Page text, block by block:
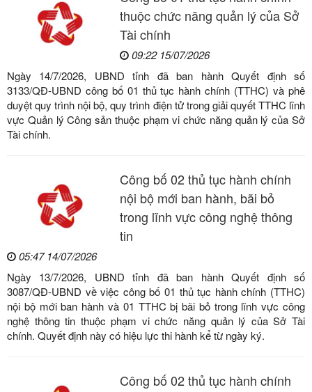
thuộc chức năng quản lý của Sở
Tài chính
09:22 15/07/2026
Ngày 14/7/2026, UBND tỉnh đã ban hành Quyết định số
3133/QĐ-UBND công bố 01 thủ tục hành chính (TTHC) và phê
duyệt quy trình nội bộ, quy trình điện tử trong giải quyết TTHC lĩnh
vực Quản lý Công sản thuộc phạm vi chức năng quản lý của Sở
Tài chính.
Công bố 02 thủ tục hành chính
nội bộ mới ban hành, bãi bỏ
trong lĩnh vực công nghệ thông
tin
05:47 14/07/2026
Ngày 13/7/2026, UBND tỉnh đã ban hành Quyết định số
3087/QĐ-UBND về việc công bố 01 thủ tục hành chính (TTHC)
nội bộ mới ban hành và 01 TTHC bị bãi bỏ trong lĩnh vực công
nghệ thông tin thuộc phạm vi chức năng quản lý của Sở Tài
chính. Quyết định này có hiệu lực thi hành kể từ ngày ký.
Công bố 02 thủ tục hành chính